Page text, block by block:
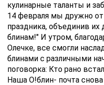
кулинарные таланты и
14 февраля мы дружно
праздника, объединив
блинам!" И утром,
Олечке, все смогли
блинами с различными
поговорка: Кто рано
Наша О!блин- почта